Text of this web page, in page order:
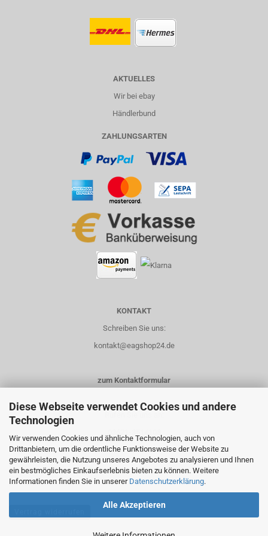
Diese Webseite verwendet Cookies und andere
Technologien
Wir verwenden Cookies und ähnliche Technologien, auch von
Drittanbietern, um die ordentliche Funktionsweise der Website zu
gewährleisten, die Nutzung unseres Angebotes zu analysieren und Ihnen
ein bestmögliches Einkaufserlebnis bieten zu können. Weitere
Informationen finden Sie in unserer Datenschutzerklärung.
Alle Akzeptieren
AKTUELLES
Wir bei ebay
Händlerbund
ZAHLUNGSARTEN
KONTAKT
Schreiben Sie uns:
kontakt@eagshop24.de
zum Kontaktformular
0151-14435658